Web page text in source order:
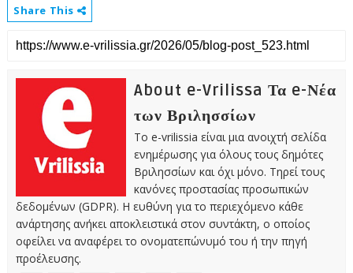
Share This
About e-Vrilissa Τα e-Νέα
των Βριλησσίων
Το e-vrilissia είναι μια ανοιχτή σελίδα
ενημέρωσης για όλους τους δημότες
Βριλησσίων και όχι μόνο. Τηρεί τους
κανόνες προστασίας προσωπικών
δεδομένων (GDPR). Η ευθύνη για το περιεχόμενο κάθε
ανάρτησης ανήκει αποκλειστικά στον συντάκτη, ο οποίος
οφείλει να αναφέρει το ονοματεπώνυμό του ή την πηγή
προέλευσης.